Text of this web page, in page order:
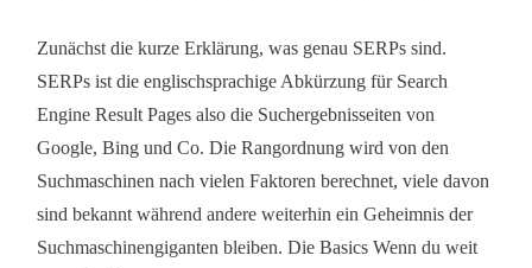
Zunächst die kurze Erklärung, was genau SERPs sind.
SERPs ist die englischsprachige Abkürzung für Search
Engine Result Pages also die Suchergebnisseiten von
Google, Bing und Co. Die Rangordnung wird von den
Suchmaschinen nach vielen Faktoren berechnet, viele davon
sind bekannt während andere weiterhin ein Geheimnis der
Suchmaschinengiganten bleiben. Die Basics Wenn du weit